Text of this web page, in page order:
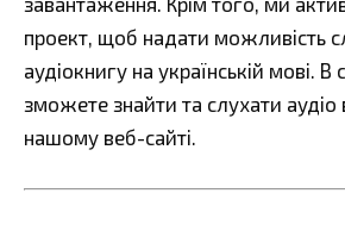
проект, щоб надати можливість
аудіокнигу на українській мові. В
зможете знайти та слухати аудіо
нашому веб-сайті.